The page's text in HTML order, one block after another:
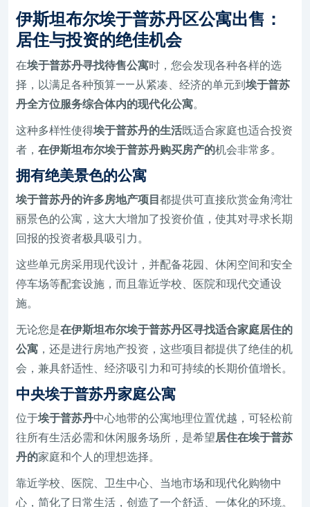
伊斯坦布尔埃于普苏丹区公寓出售：
居住与投资的绝佳机会
在埃于普苏丹寻找待售公寓时，您会发现各种各样的选
择，以满足各种预算——从紧凑、经济的单元到埃于普苏
丹全方位服务综合体内的现代化公寓。
这种多样性使得埃于普苏丹的生活既适合家庭也适合投资
者，在伊斯坦布尔埃于普苏丹购买房产的机会非常多。
拥有绝美景色的公寓
埃于普苏丹的许多房地产项目都提供可直接欣赏金角湾壮
丽景色的公寓，这大大增加了投资价值，使其对寻求长期
回报的投资者极具吸引力。
这些单元房采用现代设计，并配备花园、休闲空间和安全
停车场等配套设施，而且靠近学校、医院和现代交通设
施。
无论您是在伊斯坦布尔埃于普苏丹区寻找适合家庭居住的
公寓 ，还是进行房地产投资，这些项目都提供了绝佳的机
会，兼具舒适性、经济吸引力和可持续的长期价值增长。
中央埃于普苏丹家庭公寓
位于埃于普苏丹中心地带的公寓地理位置优越，可轻松前
往所有生活必需和休闲服务场所，是希望居住在埃于普苏
丹的家庭和个人的理想选择。
靠近学校、医院、卫生中心、当地市场和现代化购物中
心，简化了日常生活，创造了一个舒适、一体化的环境。